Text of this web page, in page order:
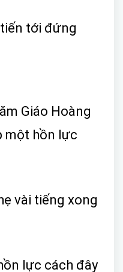
tới đứng
Giáo Hoàng
một hồn lực
vài tiếng xong
lực cách đây